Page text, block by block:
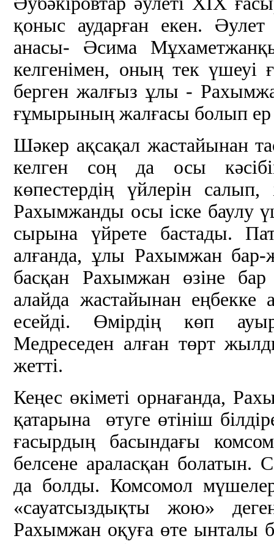
қоныс аударған екен.
анасы- Әсима
келгенімен, оның тек үшеуі
берген жалғыз ұлы -
ғұмырының жалғасы болып ер
Шәкер ақсақал жастайынан
келген соң да осы
көпестердің үйлерін
Рахымжанды осы іске баулу
сырына үйрете бастады.
алғанда, ұлы Рахымжан
басқан Рахымжан өзіне
алайда жастайынан еңбекке
есейді. Өмірдің көп
Медреседен алған төрт
жетті.
Кеңес өкіметі орнағанда,
қатарына өтуге өтініш
ғасырдың басындағы
белсене араласқан болатын.
да болды. Комсомол
«сауатсыздықты жою»
Рахымжан оқуға өте ынталы